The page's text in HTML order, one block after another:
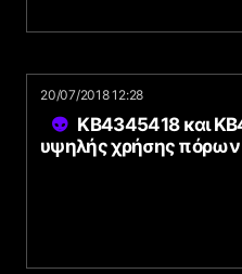
20/07/2018 12:28
KB4345418 και
υψηλής χρήσης πόρων